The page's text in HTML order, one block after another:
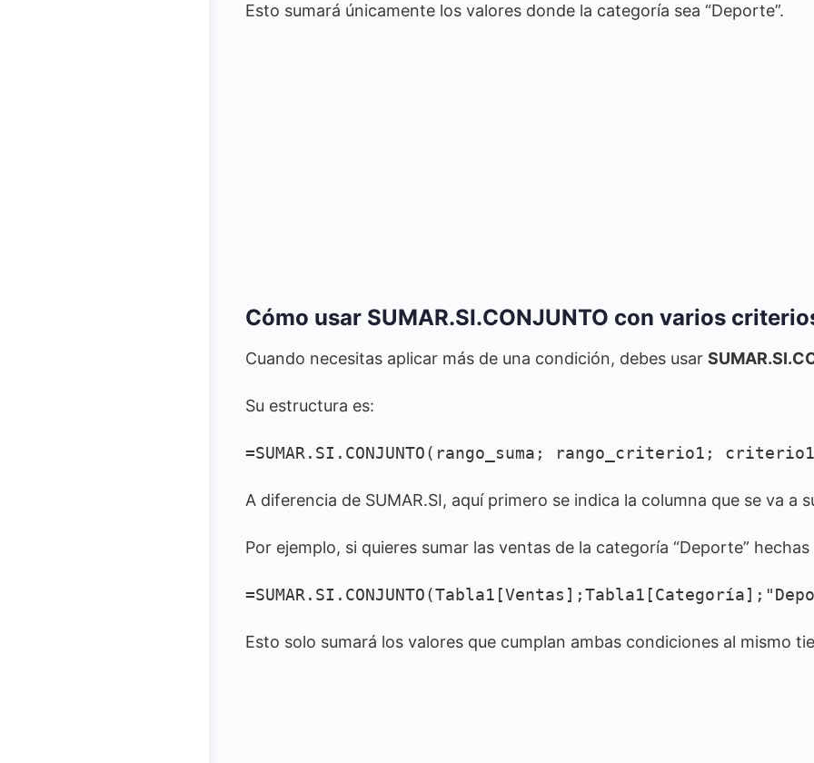
Esto sumará únicamente los valores donde la categoría sea “Deporte”.
Cómo usar SUMAR.SI.CONJUNTO con varios
Cuando necesitas aplicar más de una condición, debes usar
Su estructura es:
=SUMAR.SI.CONJUNTO(rango_suma; rango_criterio1;
A diferencia de SUMAR.SI, aquí primero se indica la columna que se va a
Por ejemplo, si quieres sumar las ventas de la categoría “Deporte” hechas
Esto solo sumará los valores que cumplan ambas condiciones al mismo